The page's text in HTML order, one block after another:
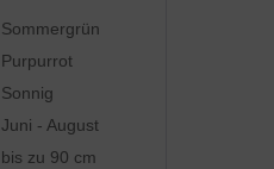
Sommergrün
Purpurrot
Sonnig
Juni - August
bis zu 90 cm